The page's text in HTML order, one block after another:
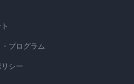
プログラム
シー